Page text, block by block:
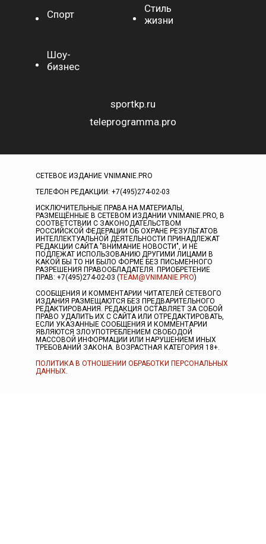
Спорт
Стиль
жизни
Шоу-
бизнес
sportkp.ru
teleprogramma.pro
СЕТЕВОЕ ИЗДАНИЕ VNIMANIE.PRO
ТЕЛЕФОН РЕДАКЦИИ: +7(495)274-02-03
ИСКЛЮЧИТЕЛЬНЫЕ ПРАВА НА МАТЕРИАЛЫ,
РАЗМЕЩЁННЫЕ В СЕТЕВОМ ИЗДАНИИ VNIMANIE.PRO, В
СООТВЕТСТВИИ С ЗАКОНОДАТЕЛЬСТВОМ
РОССИЙСКОЙ ФЕДЕРАЦИИ ОБ ОХРАНЕ РЕЗУЛЬТАТОВ
ИНТЕЛЛЕКТУАЛЬНОЙ ДЕЯТЕЛЬНОСТИ ПРИНАДЛЕЖАТ
РЕДАКЦИИ САЙТА "ВНИМАНИЕ НОВОСТИ", И НЕ
ПОДЛЕЖАТ ИСПОЛЬЗОВАНИЮ ДРУГИМИ ЛИЦАМИ В
КАКОЙ БЫ ТО НИ БЫЛО ФОРМЕ БЕЗ ПИСЬМЕННОГО
РАЗРЕШЕНИЯ ПРАВООБЛАДАТЕЛЯ. ПРИОБРЕТЕНИЕ
ПРАВ: +7(495)274-02-03 (TEAM@VNIMANIE.PRO)
СООБЩЕНИЯ И КОММЕНТАРИИ ЧИТАТЕЛЕЙ СЕТЕВОГО
ИЗДАНИЯ РАЗМЕЩАЮТСЯ БЕЗ ПРЕДВАРИТЕЛЬНОГО
РЕДАКТИРОВАНИЯ. РЕДАКЦИЯ ОСТАВЛЯЕТ ЗА СОБОЙ
ПРАВО УДАЛИТЬ ИХ С САЙТА ИЛИ ОТРЕДАКТИРОВАТЬ,
ЕСЛИ УКАЗАННЫЕ СООБЩЕНИЯ И КОММЕНТАРИИ
ЯВЛЯЮТСЯ ЗЛОУПОТРЕБЛЕНИЕМ СВОБОДОЙ
МАССОВОЙ ИНФОРМАЦИИ ИЛИ НАРУШЕНИЕМ ИНЫХ
ТРЕБОВАНИЙ ЗАКОНА. ВОЗРАСТНАЯ КАТЕГОРИЯ 18+.
ПОЛИТИКА В ОТНОШЕНИИ ОБРАБОТКИ ПЕРСОНАЛЬНЫХ
ДАННЫХ.